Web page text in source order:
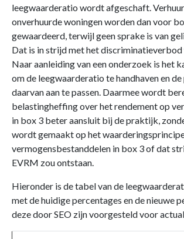
leegwaarderatio wordt afgeschaft.
onverhuurde woningen worden dan voor
gewaardeerd, terwijl geen sprake is van
Dat is in strijd met het discriminatieverbod
Naar aanleiding van een onderzoek is het
om de leegwaarderatio te handhaven en
daarvan aan te passen. Daarmee wordt
belastingheffing over het rendement op
in box 3 beter aansluit bij de praktijk,
wordt gemaakt op het
vermogensbestanddelen in box 3 of dat
EVRM zou ontstaan.
Hieronder is de tabel van de
met de huidige percentages en de nieuwe
deze door SEO zijn voorgesteld voor